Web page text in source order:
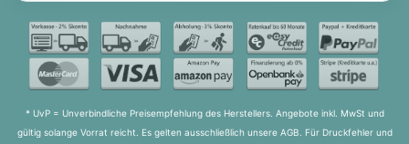
* UvP = Unverbindliche Preisempfehlung des Herstellers. Angebote inkl. MwSt und
gültig solange Vorrat reicht. Es gelten ausschließlich unsere AGB. Für Druckfehler und